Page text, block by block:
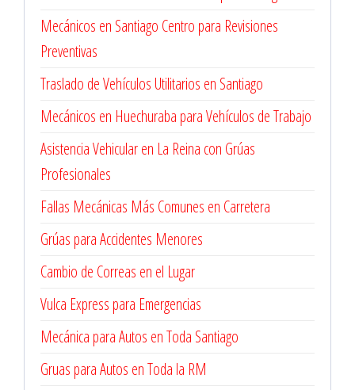
Mecánicos en Santiago Centro para Revisiones
Preventivas
Traslado de Vehículos Utilitarios en Santiago
Mecánicos en Huechuraba para Vehículos de Trabajo
Asistencia Vehicular en La Reina con Grúas
Profesionales
Fallas Mecánicas Más Comunes en Carretera
Grúas para Accidentes Menores
Cambio de Correas en el Lugar
Vulca Express para Emergencias
Mecánica para Autos en Toda Santiago
Gruas para Autos en Toda la RM